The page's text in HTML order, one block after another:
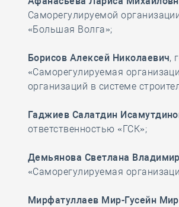
Саморегулируемой
«Большая Волга»;
Борисов Алексей Николаевич,
«Саморегулируемая
организаций в системе
Гаджиев Салатдин
ответственностью «ГСК»;
Демьянова Светлана
«Саморегулируемая
Мирфатуллаев Мир-Гусейн